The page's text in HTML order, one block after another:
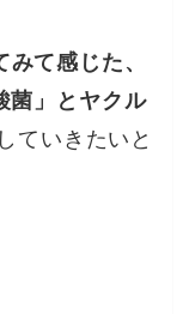
て感じた、
菌」とヤクル
していきたいと